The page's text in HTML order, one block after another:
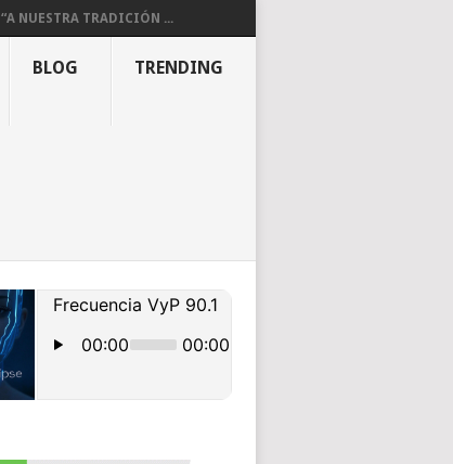
“A NUESTRA TRADICIÓN ...
BLOG TRENDING